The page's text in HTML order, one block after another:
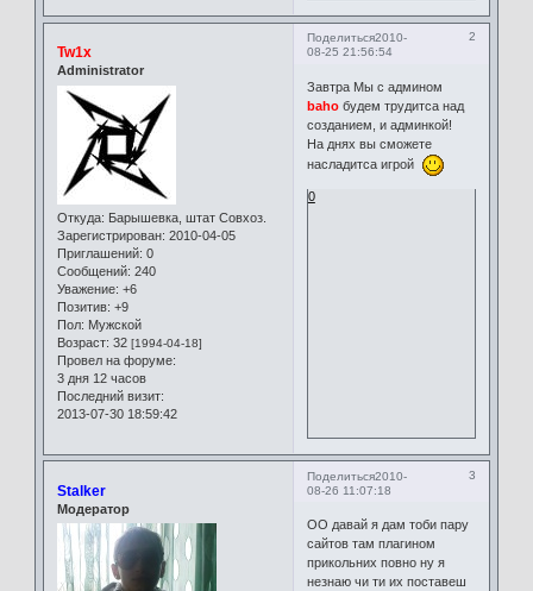
Поделиться 2
2010-
08-25 21:56:54
Tw1x
Administrator
Откуда: Барышевка, штат Совхоз.
Зарегистрирован: 2010-04-05
Приглашений: 0
Сообщений: 240
Уважение: +6
Позитив: +9
Пол: Мужской
Возраст: 32 [1994-04-18]
Провел на форуме:
3 дня 12 часов
Последний визит:
2013-07-30 18:59:42
Завтра Мы с админом
bahoбудем трудитса над
созданием, и админкой!
На днях вы сможете
насладитса игрой
0
Поделиться 3
2010-
08-26 11:07:18
Stalker
Модератор
ОО давай я дам тоби пару
сайтов там плагином
прикольних повно ну я
незнаю чи ти их поставеш